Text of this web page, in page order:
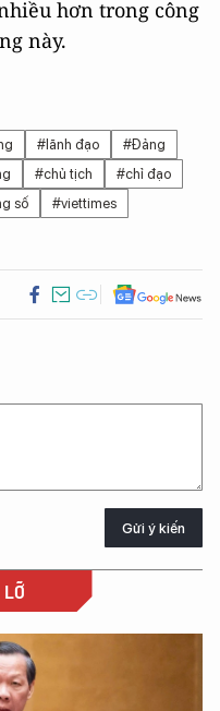
hơn trong công
này.
#lãnh đạo
#Đảng
#chủ tịch
#chỉ đạo
số
#viettimes
Gửi ý kiến